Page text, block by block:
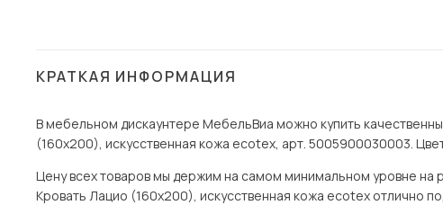
КРАТКАЯ ИНФОРМАЦИЯ
В мебельном дискаунтере МебельВиа можно купить
(160х200), искусственная кожа ecotex, арт. 5005900030003.
Цену всех товаров мы держим на самом минимальном уровне на
Кровать Лацио (160х200), искусственная кожа ecotex отлично